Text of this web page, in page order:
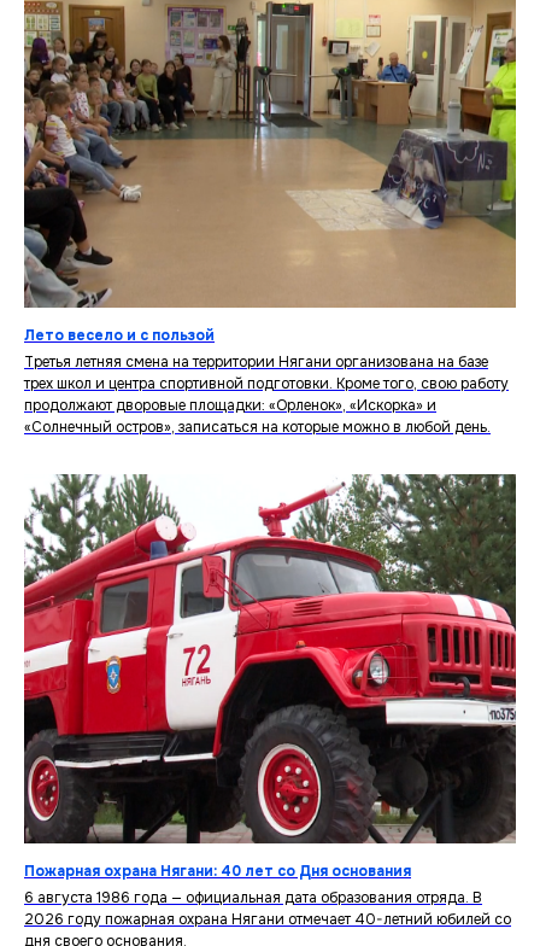
Лето весело и с пользой
Третья летняя смена на территории Нягани организована на базе
трех школ и центра спортивной подготовки. Кроме того, свою работу
продолжают дворовые площадки: «Орленок», «Искорка» и
«Солнечный остров», записаться на которые можно в любой день.
Пожарная охрана Нягани: 40 лет со Дня основания
6 августа 1986 года — официальная дата образования отряда. В
2026 году пожарная охрана Нягани отмечает 40-летний юбилей со
дня своего основания.